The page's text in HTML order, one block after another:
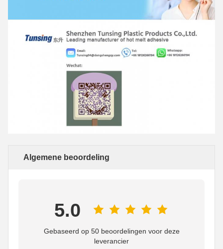
Algemene beoordeling
5.0
Gebaseerd op 50 beoordelingen voor deze
leverancier